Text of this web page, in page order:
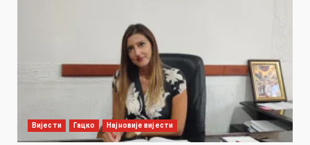
Вијести Гацко Најновије вијести